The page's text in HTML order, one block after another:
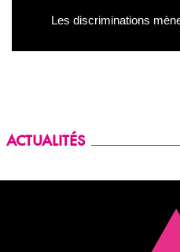
Les discriminations
ACTUALITÉS